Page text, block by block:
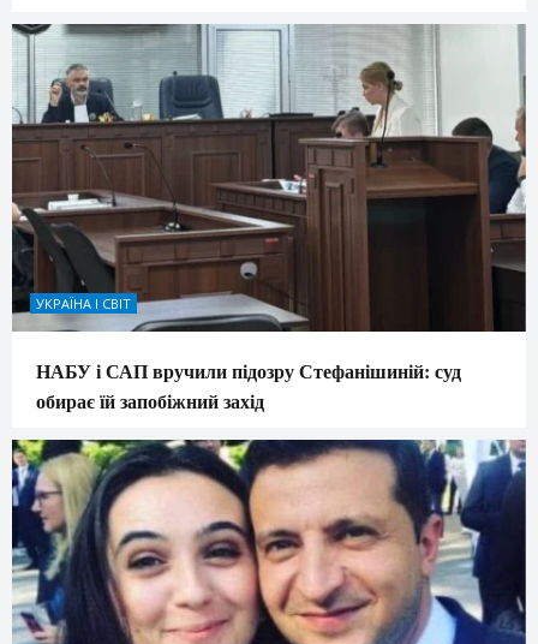
УКРАЇНА І СВІТ
НАБУ і САП вручили підозру Стефанішиній: суд
обирає їй запобіжний захід